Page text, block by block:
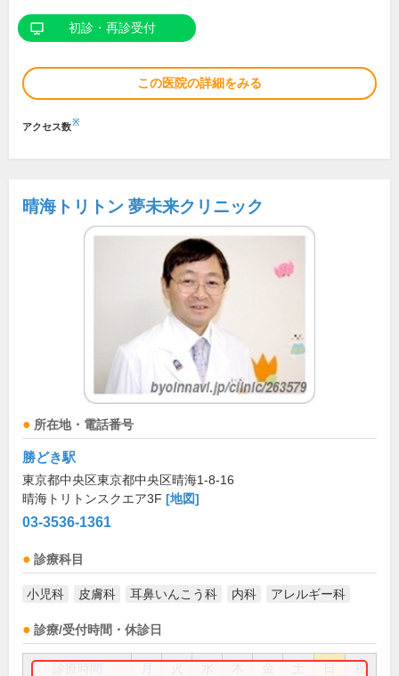
初診・再診受付
この医院の詳細をみる
アクセス数※
晴海トリトン 夢未来クリニック
所在地・電話番号
勝どき駅
東京都中央区東京都中央区晴海1-8-16
晴海トリトンスクエア3F [地図]
03-3536-1361
診療科目
小児科 皮膚科 耳鼻いんこう科 内科 アレルギー科
診療/受付時間・休診日
祝